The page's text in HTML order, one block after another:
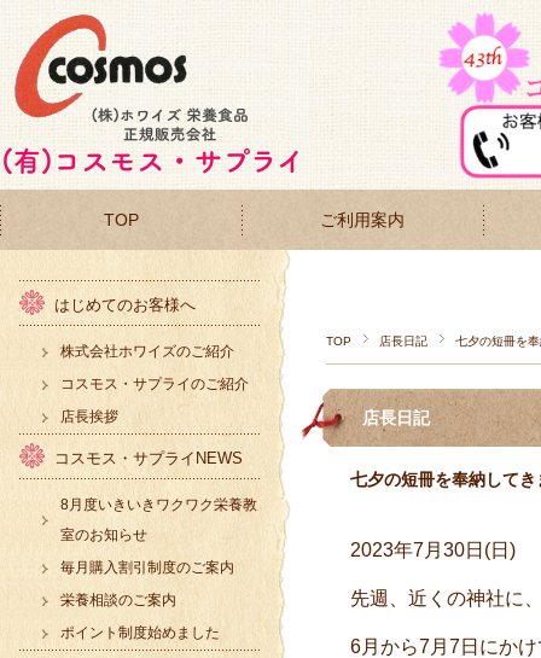
TOP ご利用案内
TOP 店長日記 七夕の短冊を
店長日記
七夕の短冊を奉納してき
2023年7月30日(日)
先週、近くの神社に
6月から7月7日にか
はじめてのお客様へ
株式会社ホワイズのご紹介
コスモス・サプライのご紹介
店長挨拶
コスモス・サプライNEWS
8月度いきいきワクワク栄養教
室のお知らせ
毎月購入割引制度のご案内
栄養相談のご案内
ポイント制度始めました